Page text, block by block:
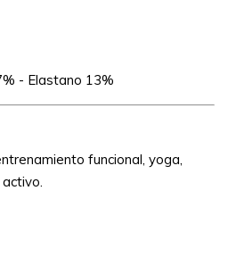
- Elastano 13%
funcional, yoga,